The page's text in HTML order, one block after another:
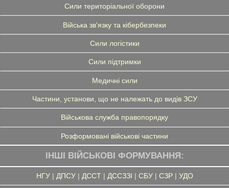
Сили територіальної оборони
Війська зв'язку та кібербезпеки
Сили логістики
Сили підтримки
Медичні сили
Частини, установи, що не належать до видів ЗСУ
Військова служба правопорядку
Розформовані військові частини
ІНШІ ВІЙСЬКОВІ ФОРМУВАННЯ:
НГУ| ДПСУ| ДССТ| ДССЗЗІ | СБУ| СЗР| УДО